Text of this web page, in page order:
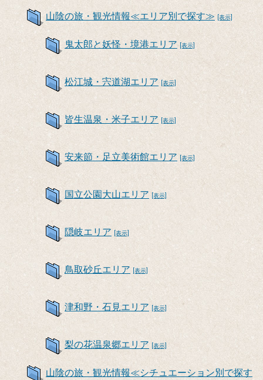
山陰の旅・観光情報≪エリア別で探す≫ [表示]
鬼太郎と妖怪・境港エリア [表示]
松江城・宍道湖エリア [表示]
皆生温泉・米子エリア [表示]
安来節・足立美術館エリア [表示]
国立公園大山エリア [表示]
隠岐エリア [表示]
鳥取砂丘エリア [表示]
津和野・石見エリア [表示]
梨の花温泉郷エリア [表示]
山陰の旅・観光情報≪シチュエーション別で探す